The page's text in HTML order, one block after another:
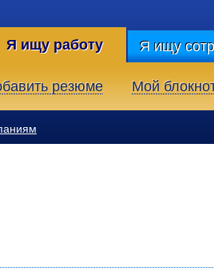
Я ищу работу Я ищу
резюме Мой